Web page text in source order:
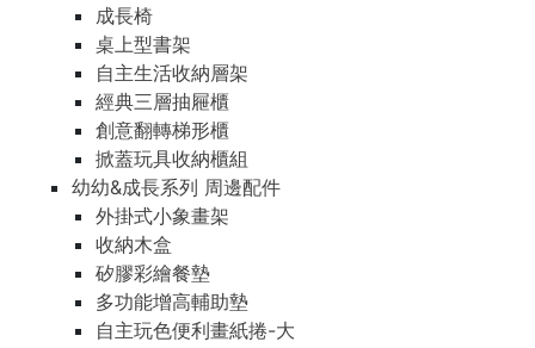
成長椅
桌上型書架
自主生活收納層架
經典三層抽屜櫃
創意翻轉梯形櫃
掀蓋玩具收納櫃組
幼幼&成長系列 周邊配件
外掛式小象畫架
收納木盒
矽膠彩繪餐墊
多功能增高輔助墊
自主玩色便利畫紙捲-大